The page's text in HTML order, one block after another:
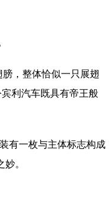
，整体恰似一只展翅
利汽车既具有帝王般
有一枚与主体标志构成
。